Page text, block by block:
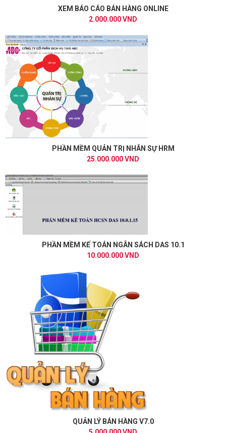
XEM BÁO CÁO BÁN HÀNG ONLINE
2.000.000 VND
PHẦN MỀM QUẢN TRỊ NHÂN SỰ HRM
25.000.000 VND
PHẦN MỀM KẾ TOÁN NGÂN SÁCH DAS 10.1
10.000.000 VND
QUẢN LÝ BÁN HÀNG V7.0